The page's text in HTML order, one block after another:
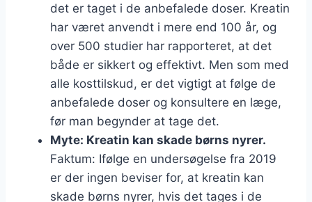
det er taget i de anbefalede doser. Kreatin
har været anvendt i mere end 100 år, og
over 500 studier har rapporteret, at det
både er sikkert og effektivt. Men som med
alle kosttilskud, er det vigtigt at følge de
anbefalede doser og konsultere en læge,
før man begynder at tage det.
Myte: Kreatin kan skade børns nyrer.
Faktum: Ifølge en undersøgelse fra 2019
er der ingen beviser for, at kreatin kan
skade børns nyrer, hvis det tages i de